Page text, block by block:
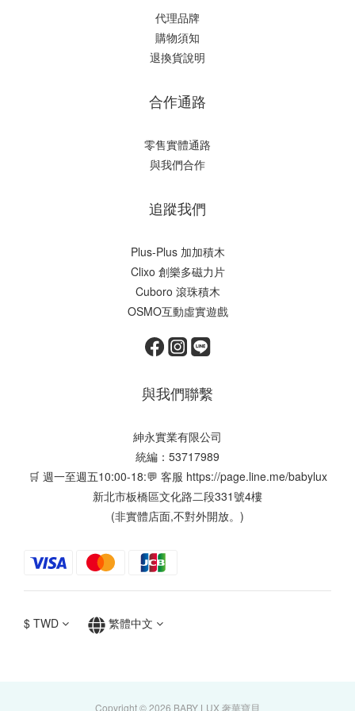
代理品牌
購物須知
退換貨說明
合作通路
零售實體通路
與我們合作
追蹤我們
Plus-Plus 加加積木
Clixo 創樂多磁力片
Cuboro 滾珠積木
OSMO互動虛實遊戲
與我們聯繫
紳永實業有限公司
統編：53717989
🛒 週一至週五10:00-18:💬 客服 https://page.line.me/babylux
新北市板橋區文化路二段331號4樓
(非實體店面,不對外開放。)
$ TWD 繁體中文
Copyright © 2026 BABY LUX 奢華寶貝